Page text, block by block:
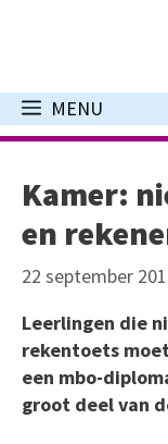
inhoud
MENU
Kamer:
en
22 september
Leerlingen die
rekentoets
een mbo-
groot deel van